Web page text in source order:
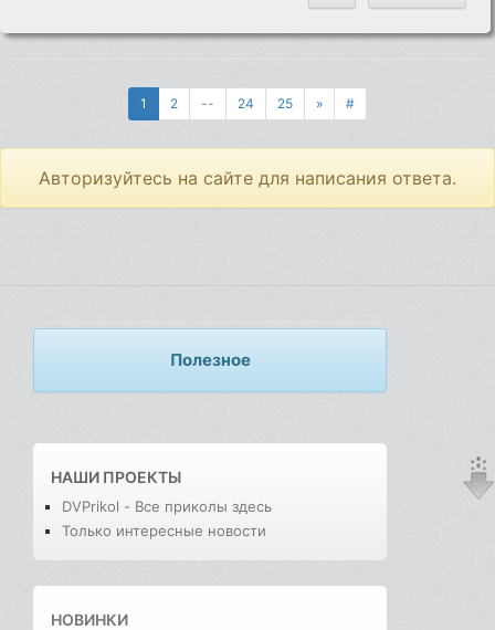
1 2 -- 24 25 » #
Авторизуйтесь на сайте для написания ответа.
Полезное
НАШИ ПРОЕКТЫ
DVPrikol - Все приколы здесь
Только интересные новости
НОВИНКИ